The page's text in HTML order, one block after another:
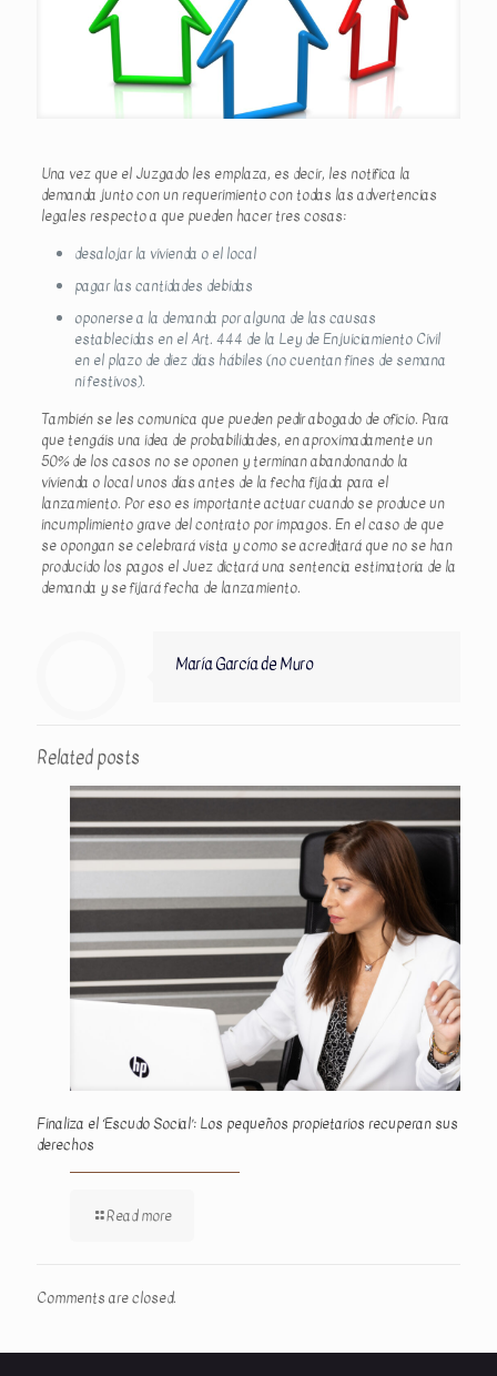
Una vez que el Juzgado les emplaza, es decir, les notifica la
demanda junto con un requerimiento con todas las advertencias
legales respecto a que pueden hacer tres cosas:
desalojar la vivienda o el local
pagar las cantidades debidas
oponerse a la demanda por alguna de las causas
establecidas en el Art. 444 de la Ley de Enjuiciamiento Civil
en el plazo de diez días hábiles (no cuentan fines de semana
ni festivos).
También se les comunica que pueden pedir abogado de oficio. Para
que tengáis una idea de probabilidades, en aproximadamente un
50% de los casos no se oponen y terminan abandonando la
vivienda o local unos días antes de la fecha fijada para el
lanzamiento. Por eso es importante actuar cuando se produce un
incumplimiento grave del contrato por impagos. En el caso de que
se opongan se celebrará vista y como se acreditará que no se han
producido los pagos el Juez dictará una sentencia estimatoria de la
demanda y se fijará fecha de lanzamiento.
María García de Muro
Related posts
Finaliza el ‘Escudo Social’: Los pequeños propietarios recuperan sus
derechos
Read more
Comments are closed.